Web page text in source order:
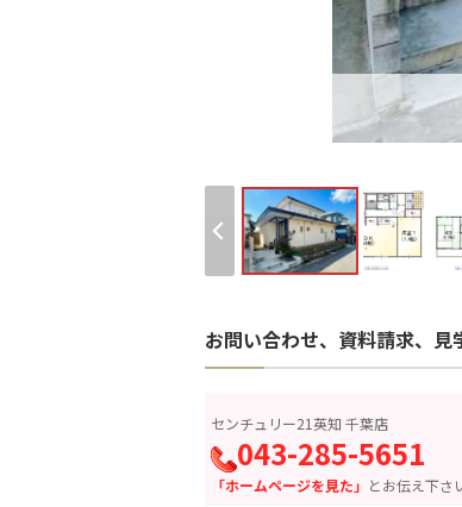
お問い合わせ、資料請求、
センチュリー21英知 千葉店
043-285-5651
「ホームページを見た」 とお伝え下さ